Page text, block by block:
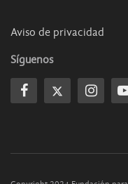
Aviso de privacidad
Síguenos